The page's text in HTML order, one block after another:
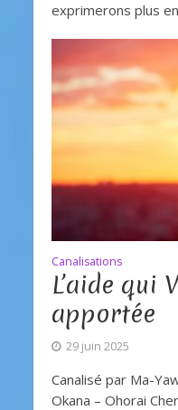
exprimerons plus
Canalisations
L’aide qui
apportée
29 juin 2025
Canalisé par Ma-
Okana – Ohorai